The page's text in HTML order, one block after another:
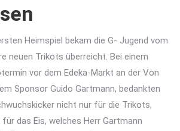
Heimspiel bekam die G- Jugend vom
neuen Trikots überreicht. Bei einem
vor dem Edeka-Markt an der Von
Sponsor Guido Gartmann, bedankten
nicht nur für die Trikots,
das Eis, welches Herr Gartmann